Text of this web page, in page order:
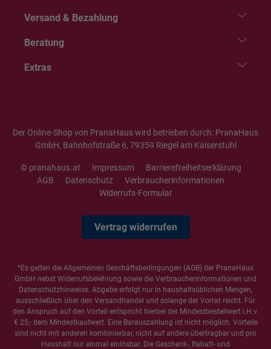
Versand & Bezahlung
Beratung
Extras
Der Online-Shop von PranaHaus wird betrieben durch: PranaHaus
GmbH, Bahnhofstraße 6, 79359 Riegel am Kaiserstuhl
© pranahaus.at Impressum
Barrierefreiheitserklärung
AGB
Datenschutz
Verbraucherinformationen
Widerrufs-Formular
Vertrag widerrufen
*Es gelten die Allgemeinen Geschäftsbedingungen (AGB) der PranaHaus
GmbH nebst Widerrufsbelehrung sowie die Verbraucherinformationen und
Datenschutzhinweise. Abgabe erfolgt nur in haushaltsüblichen Mengen,
ausschließlich über den Versandhandel und solange der Vorrat reicht. Für
den Anspruch auf den Vorteil entspricht hierbei der Mindestbestellwert i.H.v.
€ 25,- dem Mindestkaufwert. Eine Barauszahlung ist nicht möglich. Vorteile
sind nicht mit anderen kombinierbar, nicht auf andere übertragbar und pro
Haushalt nur einmal einlösbar. Die Geschenk-, Rabatt- und